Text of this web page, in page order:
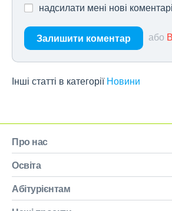
надсилати мені нові
Залишити коментар або
Інші статті в категорії Новини
Про нас
Освіта
Абітурієнтам